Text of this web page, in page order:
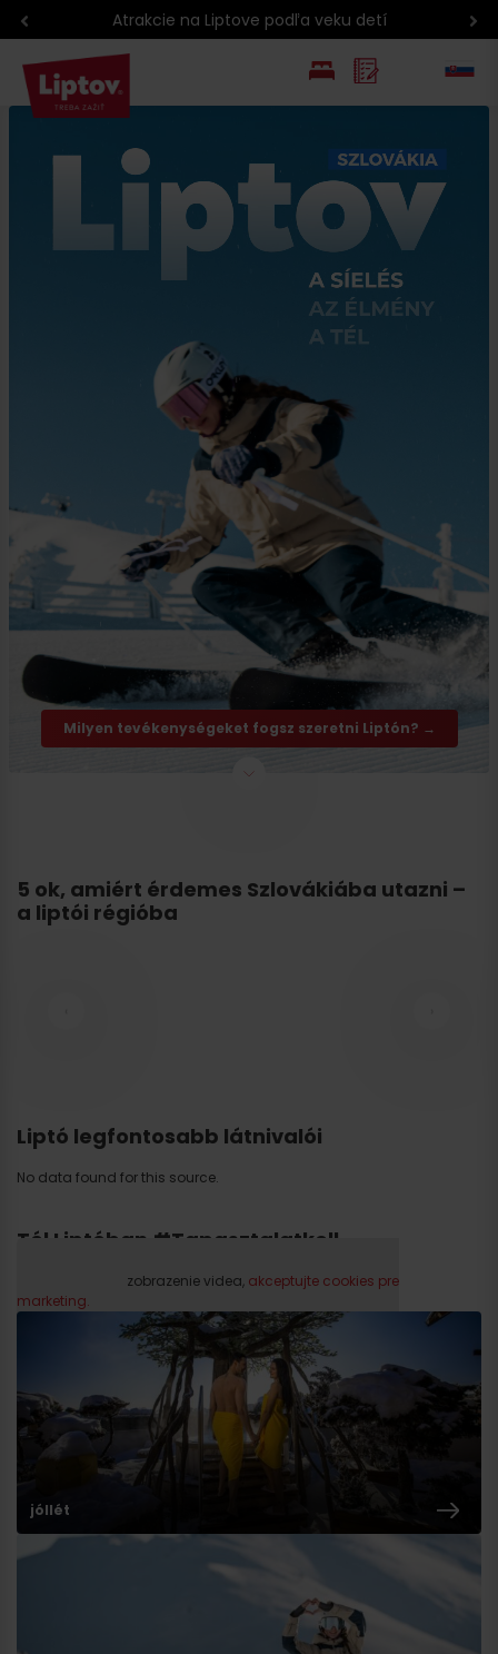
Atrakcie na Liptove podľa veku detí
Milyen tevékenységeket fogsz szeretni Liptón? →
5 ok, amiért érdemes Szlovákiába utazni –
a liptói régióba
Liptó legfontosabb látnivalói
No data found for this source.
Tél Liptóban #Tapasztalatkell
Prosím, pre zobrazenie videa, akceptujte cookies pre
marketing.
jóllét